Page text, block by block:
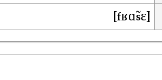
[fʁɑ̃sɛ]